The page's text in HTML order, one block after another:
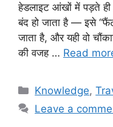
हेडलाइट आंखों में पड़ते
बंद हो जाता है — इसे
जाता है, और यही वो
की वजह … Read
Categories
Knowledge,
Leave a